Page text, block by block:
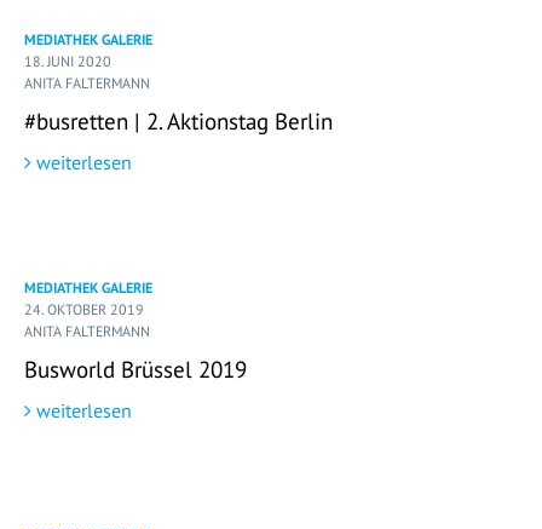
MEDIATHEK GALERIE
18. JUNI 2020
ANITA FALTERMANN
#busretten | 2. Aktionstag Berlin
weiterlesen
MEDIATHEK GALERIE
24. OKTOBER 2019
ANITA FALTERMANN
Busworld Brüssel 2019
weiterlesen